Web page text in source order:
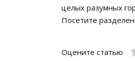
целых разумных
Посетите
Оцените статью